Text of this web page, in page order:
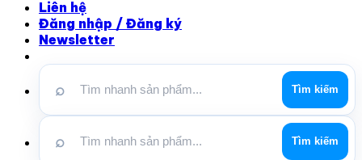
Liên hệ
Đăng nhập / Đăng ký
Newsletter
⌕ Tìm kiếm
⌕ Tìm kiếm